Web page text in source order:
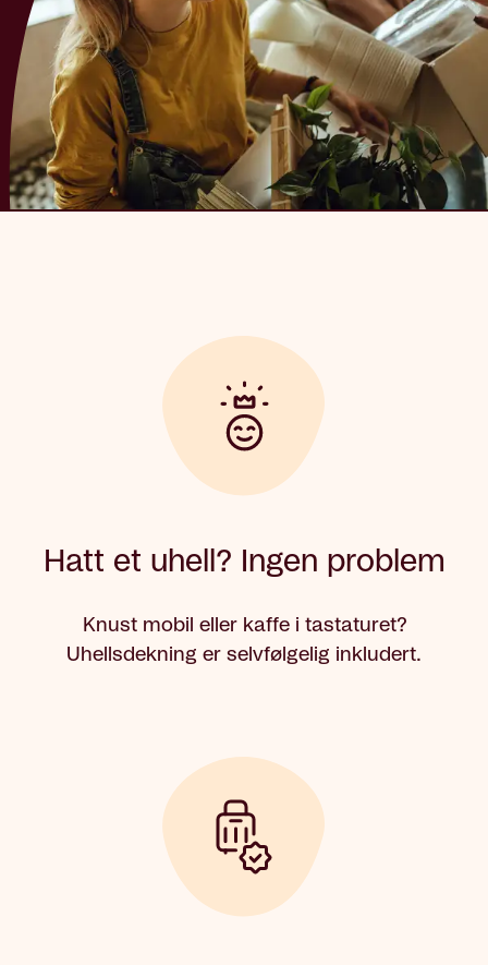
Hatt et uhell? Ingen problem
Knust mobil eller kaffe i tastaturet?
Uhellsdekning er selvfølgelig inkludert.